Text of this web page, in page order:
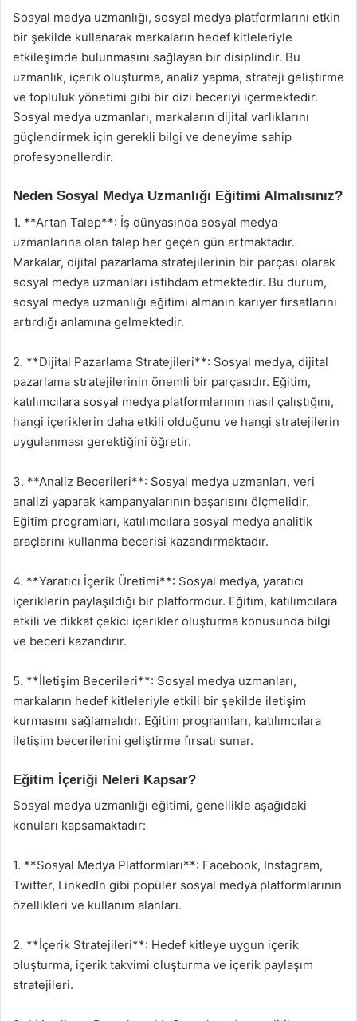
Sosyal medya uzmanlığı, sosyal medya platformlarını etkin
bir şekilde kullanarak markaların hedef kitleleriyle
etkileşimde bulunmasını sağlayan bir disiplindir. Bu
uzmanlık, içerik oluşturma, analiz yapma, strateji geliştirme
ve topluluk yönetimi gibi bir dizi beceriyi içermektedir.
Sosyal medya uzmanları, markaların dijital varlıklarını
güçlendirmek için gerekli bilgi ve deneyime sahip
profesyonellerdir.
Neden Sosyal Medya Uzmanlığı Eğitimi Almalısınız?
1. **Artan Talep**: İş dünyasında sosyal medya
uzmanlarına olan talep her geçen gün artmaktadır.
Markalar, dijital pazarlama stratejilerinin bir parçası olarak
sosyal medya uzmanları istihdam etmektedir. Bu durum,
sosyal medya uzmanlığı eğitimi almanın kariyer fırsatlarını
artırdığı anlamına gelmektedir.
2. **Dijital Pazarlama Stratejileri**: Sosyal medya, dijital
pazarlama stratejilerinin önemli bir parçasıdır. Eğitim,
katılımcılara sosyal medya platformlarının nasıl çalıştığını,
hangi içeriklerin daha etkili olduğunu ve hangi stratejilerin
uygulanması gerektiğini öğretir.
3. **Analiz Becerileri**: Sosyal medya uzmanları, veri
analizi yaparak kampanyalarının başarısını ölçmelidir.
Eğitim programları, katılımcılara sosyal medya analitik
araçlarını kullanma becerisi kazandırmaktadır.
4. **Yaratıcı İçerik Üretimi**: Sosyal medya, yaratıcı
içeriklerin paylaşıldığı bir platformdur. Eğitim, katılımcılara
etkili ve dikkat çekici içerikler oluşturma konusunda bilgi
ve beceri kazandırır.
5. **İletişim Becerileri**: Sosyal medya uzmanları,
markaların hedef kitleleriyle etkili bir şekilde iletişim
kurmasını sağlamalıdır. Eğitim programları, katılımcılara
iletişim becerilerini geliştirme fırsatı sunar.
Eğitim İçeriği Neleri Kapsar?
Sosyal medya uzmanlığı eğitimi, genellikle aşağıdaki
konuları kapsamaktadır:
1. **Sosyal Medya Platformları**: Facebook, Instagram,
Twitter, LinkedIn gibi popüler sosyal medya platformlarının
özellikleri ve kullanım alanları.
2. **İçerik Stratejileri**: Hedef kitleye uygun içerik
oluşturma, içerik takvimi oluşturma ve içerik paylaşım
stratejileri.